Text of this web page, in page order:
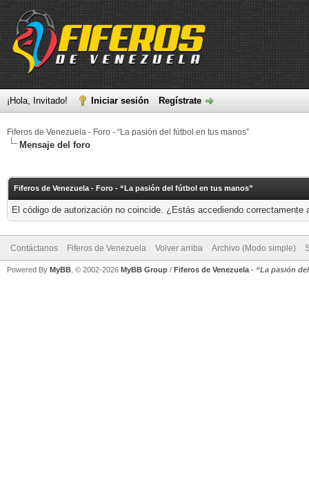
¡Hola, Invitado! Iniciar sesión Regístrate
Fiferos de Venezuela - Foro - “La pasión del fútbol en tus manos”
Mensaje del foro
Fiferos de Venezuela - Foro - “La pasión del fútbol en tus manos”
El código de autorización no coincide. ¿Estás accediendo
Contáctanos Fiferos de Venezuela Volver arriba Archivo (Modo simple)
Powered By MyBB , © 2002-2026 MyBB Group / Fiferos de Venezuela - “La pasión